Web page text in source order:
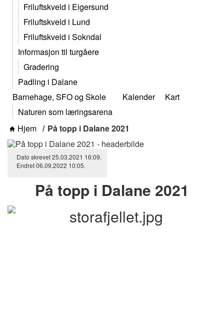
Friluftskveld i Eigersund
Friluftskveld i Lund
Friluftskveld i Sokndal
Informasjon til turgåere
Gradering
Padling i Dalane
Barnehage, SFO og Skole
Naturen som læringsarena
Kalender Kart
Hjem På topp i Dalane 2021
Dato skrevet25.03.2021 16:09.
Endret06.09.2022 10:05.
På topp i Dalane 2021